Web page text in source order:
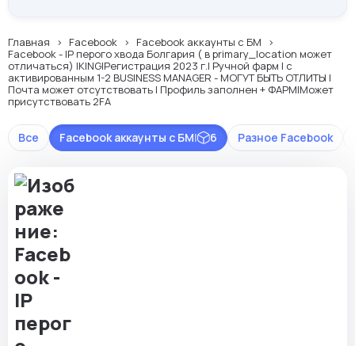
Главная Facebook
Facebook аккаунты с БМ
Facebook - IP перого хвода Болгария ( в primary_location может
отличаться) |KING|Регистрация 2023 г.| Ручной фарм | с
активированным 1-2 BUSINESS MANAGER - МОГУТ БЫТЬ ОТЛИТЫ |
Почта может отсутствовать | Профиль заполнен + ФАРМ|Может
присутствовать 2FA
Все Разное Facebook
Facebook аккаунты с БМ| 6